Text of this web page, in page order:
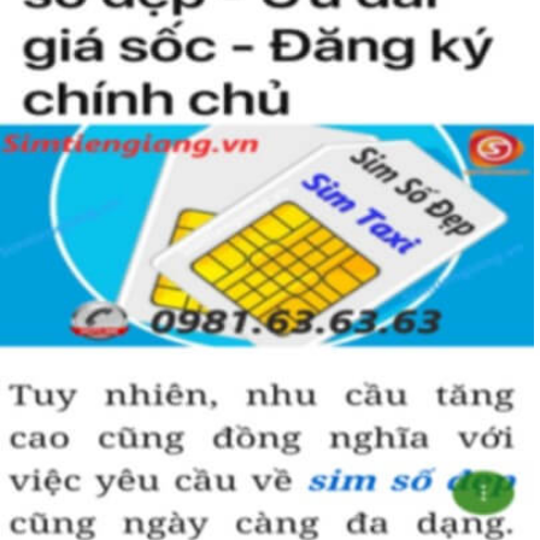
Simtiengiang.vn.
Sim Tiền Giang là đơn vị cung cấp sim số đẹp lục quý 9, sim giá rẻ
uy tín chất lượng.
Chọn mua sim số đẹp thường mất nhiều thời gian ở khoản lựa số,
một số phải vừa đẹp, vừa tốt về phong thủy thì mới là sim hoàn
hảo. Vậy phải làm sao?
- Cách nhanh nhất để chọn mua được sim lục quý 9 là bạn vào
trang chủ của Sim Tiền Giang, chọn mục “Sim giảm giá “ ở ngay
đầu trang chủ. Đây là danh sách sim được đại lý giảm giá vì một số
lý do nên bạn có thể chọn mua được số đẹp lại có giá cực rẻ nữa.
Ngoài ra quý khách chưa ưng ý về sim luc quy 9 có cũng thể tham
khảo thêm Sim Vinaphone,Sim Gmobile, Sim Lục Quý,Sim Năm
Sinh..